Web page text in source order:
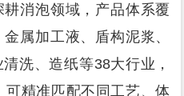
消泡领域，产品体系覆
属加工液、盾构泥浆、
洗、造纸等38大行业，
精准匹配不同工艺、体